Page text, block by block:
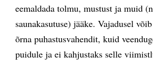
eemaldada tolmu, mustust ja muid
saunakasutuse) jääke. Vajadusel
õrna puhastusvahendit, kuid
puidule ja ei kahjustaks selle